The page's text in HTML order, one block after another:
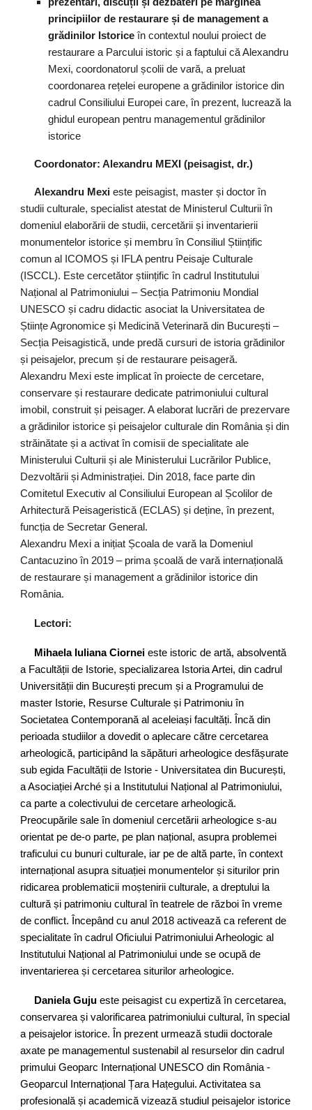
principiilor de restaurare și de management a
grădinilor Istorice în contextul noului proiect de
restaurare a Parcului istoric și a faptului că Alexandru
Mexi, coordonatorul școlii de vară, a preluat
coordonarea rețelei europene a grădinilor istorice din
cadrul Consiliului Europei care, în prezent, lucrează la
ghidul european pentru managementul grădinilor
istorice
Coordonator: Alexandru MEXI (peisagist, dr.)
Alexandru Mexi este peisagist, master și doctor în
studii culturale, specialist atestat de Ministerul Culturii în
domeniul elaborării de studii, cercetării și inventarierii
monumentelor istorice și membru în Consiliul Științific
comun al ICOMOS și IFLA pentru Peisaje Culturale
(ISCCL). Este cercetător științific în cadrul Institutului
Național al Patrimoniului – Secția Patrimoniu Mondial
UNESCO și cadru didactic asociat la Universitatea de
Științe Agronomice și Medicină Veterinară din București –
Secția Peisagistică, unde predă cursuri de istoria grădinilor
și peisajelor, precum și de restaurare peisageră.
Alexandru Mexi este implicat în proiecte de cercetare,
conservare și restaurare dedicate patrimoniului cultural
imobil, construit și peisager. A elaborat lucrări de prezervare
a grădinilor istorice și peisajelor culturale din România și din
străinătate și a activat în comisii de specialitate ale
Ministerului Culturii și ale Ministerului Lucrărilor Publice,
Dezvoltării și Administrației. Din 2018, face parte din
Comitetul Executiv al Consiliului European al Școlilor de
Arhitectură Peisageristică (ECLAS) și deține, în prezent,
funcția de Secretar General.
Alexandru Mexi a inițiat Școala de vară la Domeniul
Cantacuzino în 2019 – prima școală de vară internațională
de restaurare și management a grădinilor istorice din
România.
Lectori:
Mihaela Iuliana Ciornei este istoric de artă, absolventă
a Facultății de Istorie, specializarea Istoria Artei, din cadrul
Universității din București precum și a Programului de
master Istorie, Resurse Culturale și Patrimoniu în
Societatea Contemporană al aceleiași facultăți. Încă din
perioada studiilor a dovedit o aplecare către cercetarea
arheologică, participând la săpături arheologice desfășurate
sub egida Facultății de Istorie - Universitatea din București,
a Asociației Arché și a Institutului Național al Patrimoniului,
ca parte a colectivului de cercetare arheologică.
Preocupările sale în domeniul cercetării arheologice s-au
orientat pe de-o parte, pe plan național, asupra problemei
traficului cu bunuri culturale, iar pe de altă parte, în context
internațional asupra situației monumentelor și siturilor prin
ridicarea problematicii moștenirii culturale, a dreptului la
cultură și patrimoniu cultural în teatrele de război în vreme
de conflict. Începând cu anul 2018 activează ca referent de
specialitate în cadrul Oficiului Patrimoniului Arheologic al
Institutului Național al Patrimoniului unde se ocupă de
inventarierea și cercetarea siturilor arheologice.
Daniela Guju este peisagist cu expertiză în cercetarea,
conservarea și valorificarea patrimoniului cultural, în special
a peisajelor istorice. În prezent urmează studii doctorale
axate pe managementul sustenabil al resurselor din cadrul
primului Geoparc Internațional UNESCO din România -
Geoparcul Internațional Țara Hațegului. Activitatea sa
profesională și academică vizează studiul peisajelor istorice